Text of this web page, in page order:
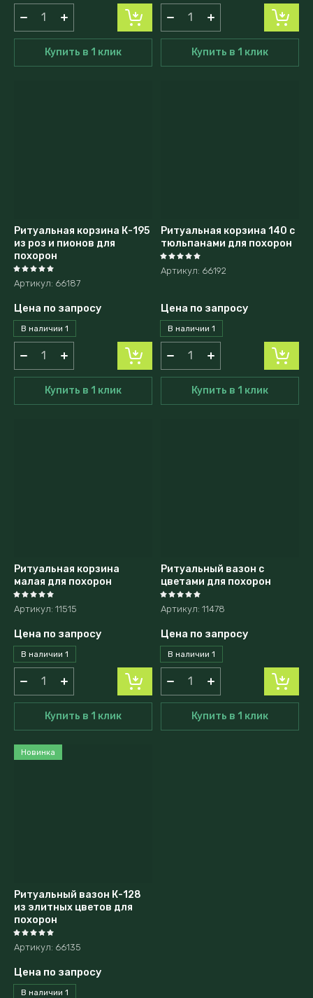
Купить в 1 клик Купить в 1 клик
Ритуальная корзина К-195
из роз и пионов для
похорон
Артикул: 66187
В наличии 1
Цена по запросу
Купить в 1 клик
Ритуальная корзина 140 с
тюльпанами для похорон
Артикул: 66192
В наличии 1
Цена по запросу
Купить в 1 клик
Ритуальная корзина
малая для похорон
Артикул: 11515
В наличии 1
Цена по запросу
Купить в 1 клик
Ритуальный вазон с
цветами для похорон
Артикул: 11478
В наличии 1
Цена по запросу
Купить в 1 клик
Новинка
Ритуальный вазон К-128
из элитных цветов для
похорон
Артикул: 66135
В наличии 1
Цена по запросу